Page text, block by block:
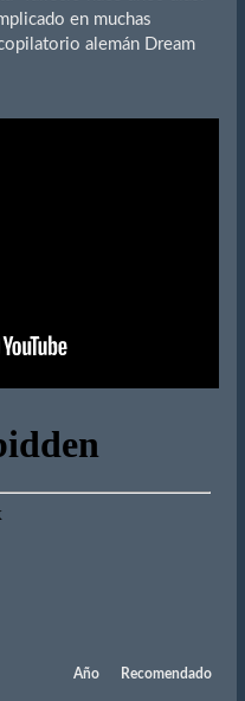
en muchas
alemán Dream
Año Recomendado